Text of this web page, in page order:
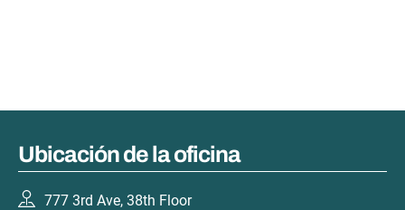
Ubicación de la oficina
777 3rd Ave, 38th Floor